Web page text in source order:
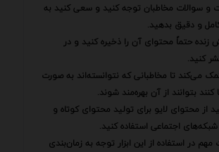
و سوالات مخاطبان توجه کنید و سعی کنید به
و دقیق بدهید.
زنده حتماً محتوای آن را ذخیره کنید و در
کنید.
می‌کند تا مخاطبانی که نتوانسته‌اند به صورت
کنند بتوانند از آن بهره‌مند شوند.
از محتوای لایو برای تولید محتوای کوتاه و
اجتماعی استفاده کنید.
مهم در استفاده از این ابزار توجه به زمان‌بندی